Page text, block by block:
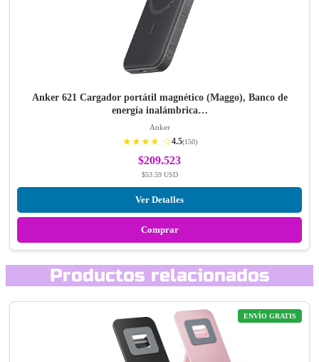
Anker 621 Cargador portátil magnético (Maggo), Banco de
energía inalámbrica…
Anker
★★★★ ☆4.5(150)
$209.523
$53.59 USD
Ver Detalles
Comprar
Productos relacionados
ENVÍO GRATIS